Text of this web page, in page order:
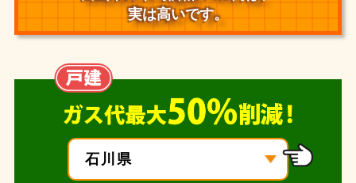
実は高いです。